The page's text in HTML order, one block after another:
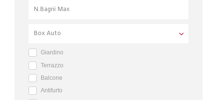
Giardino
Terrazzo
Balcone
Antifurto